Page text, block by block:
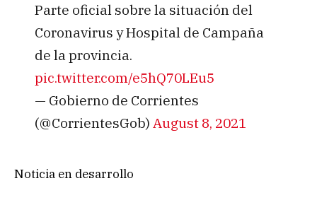
Parte oficial sobre la situación del
Coronavirus y Hospital de Campaña
de la provincia.
pic.twitter.com/e5hQ70LEu5
— Gobierno de Corrientes
(@CorrientesGob) August 8, 2021
Noticia en desarrollo